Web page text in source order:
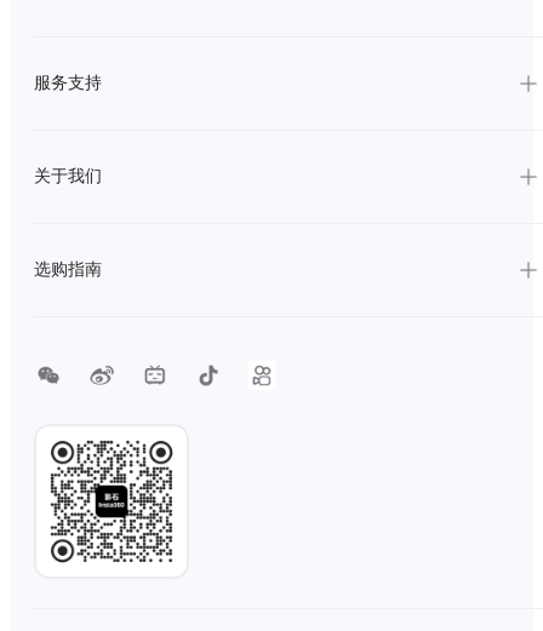
服务支持
关于我们
选购指南